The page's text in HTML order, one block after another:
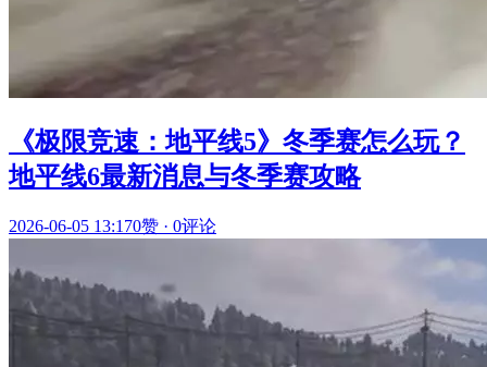
《极限竞速：地平线5》冬季赛怎么玩？
地平线6最新消息与冬季赛攻略
2026-06-05 13:170赞 · 0评论